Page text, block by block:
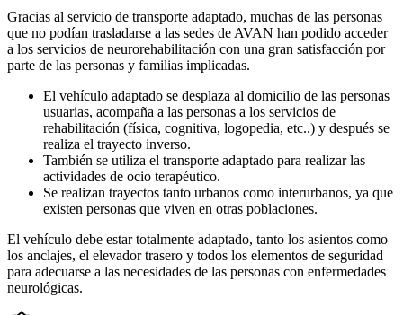
Gracias al servicio de transporte adaptado, muchas de las personas
que no podían trasladarse a las sedes de AVAN han podido acceder
a los servicios de neurorehabilitación con una gran satisfacción por
parte de las personas y familias implicadas.
El vehículo adaptado se desplaza al domicilio de las personas
usuarias, acompaña a las personas a los servicios de
rehabilitación (física, cognitiva, logopedia, etc..) y después se
realiza el trayecto inverso.
También se utiliza el transporte adaptado para realizar las
actividades de ocio terapéutico.
Se realizan trayectos tanto urbanos como interurbanos, ya que
existen personas que viven en otras poblaciones.
El vehículo debe estar totalmente adaptado, tanto los asientos como
los anclajes, el elevador trasero y todos los elementos de seguridad
para adecuarse a las necesidades de las personas con enfermedades
neurológicas.